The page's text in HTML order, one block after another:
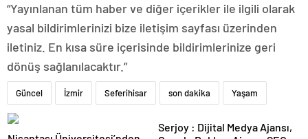
“Yayınlanan tüm haber ve diğer içerikler ile ilgili olarak
yasal bildirimlerinizi bize iletişim sayfası üzerinden
iletiniz. En kısa süre içerisinde bildirimlerinize geri
dönüş sağlanılacaktır.”
Güncel İzmir Seferihisar son dakika Yaşam
Serjoy : Dijital Medya Ajansı,